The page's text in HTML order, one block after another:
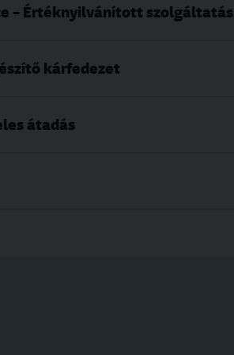
– Értéknyilvánított szolgáltatás
kárfedezet
átadás